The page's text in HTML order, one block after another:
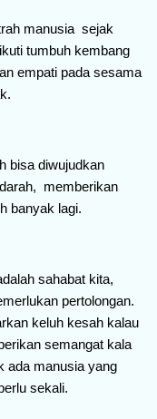
manusia sejak
tumbuh kembang
empati pada sesama
bisa diwujudkan
memberikan
banyak lagi.
sahabat kita,
pertolongan.
keluh kesah kalau
semangat kala
ada manusia yang
sekali.